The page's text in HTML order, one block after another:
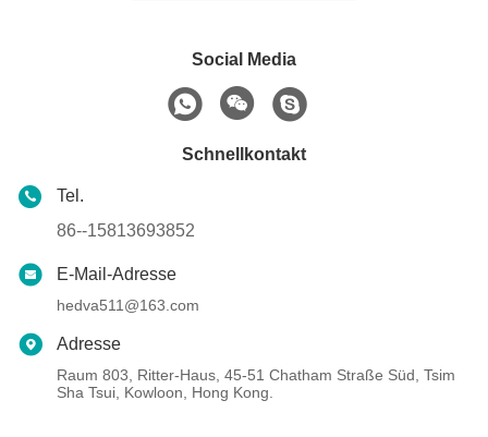
Social Media
Schnellkontakt
Tel.
86--15813693852
E-Mail-Adresse
hedva511@163.com
Adresse
Raum 803, Ritter-Haus, 45-51 Chatham Straße Süd, Tsim
Sha Tsui, Kowloon, Hong Kong.